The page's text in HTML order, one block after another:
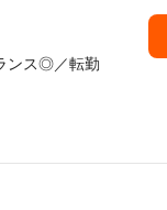
ンス◎／転勤